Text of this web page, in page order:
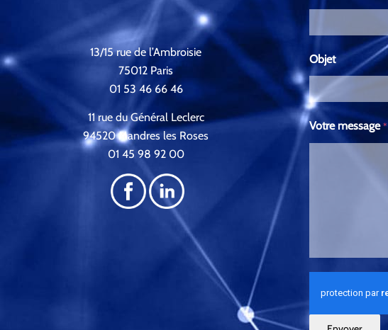
13/15 rue de l’Ambroisie
75012 Paris
01 53 46 66 46
11 rue du Général Leclerc
94520 Mandres les Roses
01 45 98 92 00
Objet
Votre message*